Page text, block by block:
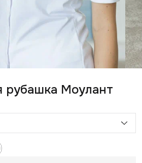
рубашка Моулант